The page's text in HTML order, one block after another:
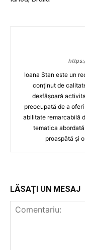
Ioana Stan este un
conținut de
desfășoară
preocupată de a
abilitate remarcabilă
tematica
proaspătă și
LĂSAȚI UN MESAJ